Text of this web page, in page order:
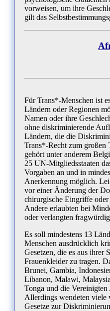
vorweisen, um ihre
gilt das
Für Trans*-Menschen ist
Ländern oder Regionen
Namen oder ihre
ohne diskriminierende
Ländern, die die
Trans*-Recht zum großen
gehört unter anderem
25 UN-Mitgliedsstaaten
Vorgaben an und in
Anerkennung möglich.
vor einer Änderung der
chirurgische Eingriffe
Andere erlaubten bei
oder verlangten
Es soll mindestens 13
Menschen ausdrücklich
Gesetzen, die es aus ihrer
Frauenkleider zu tragen.
Brunei, Gambia,
Libanon, Malawi,
Tonga und die
Allerdings wendeten viele
Gesetze zur